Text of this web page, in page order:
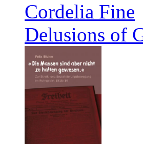
Cordelia Fine
Delusions of